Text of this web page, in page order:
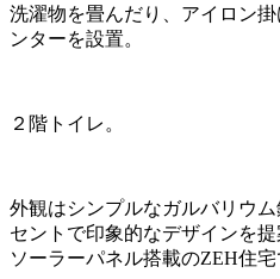
洗濯物を畳んだり、アイロン
ンターを設置。
２階トイレ。
外観はシンプルなガルバリウ
セントで印象的なデザインを提
ソーラーパネル搭載のZEH住宅